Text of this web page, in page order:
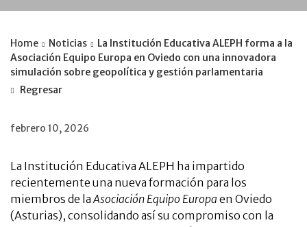
Home Noticias
La Institución Educativa ALEPH forma a la
Asociación Equipo Europa en Oviedo con una innovadora
simulación sobre geopolítica y gestión parlamentaria
Regresar
febrero 10, 2026
La Institución Educativa ALEPH ha impartido
recientemente una nueva formación para los
miembros de laAsociación Equipo Europa en Oviedo
(Asturias), consolidando así su compromiso con la